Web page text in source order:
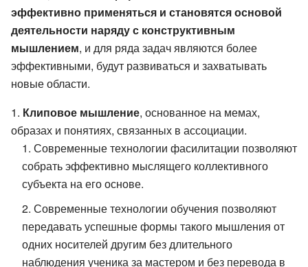
эффективно применяться и становятся основой
деятельности наряду с конструктивным
мышлением, и для ряда задач являются более
эффективными, будут развиваться и захватывать
новые области.
Клиповое мышление, основанное на мемах,
образах и понятиях, связанных в ассоциации.
Современные технологии фасилитации позволяют
собрать эффективно мыслящего коллективного
субъекта на его основе.
Современные технологии обучения позволяют
передавать успешные формы такого мышления от
одних носителей другим без длительного
наблюдения ученика за мастером и без перевода в